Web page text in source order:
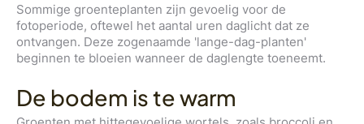
Sommige groenteplanten zijn gevoelig voor de
fotoperiode, oftewel het aantal uren daglicht dat ze
ontvangen. Deze zogenaamde 'lange-dag-planten'
beginnen te bloeien wanneer de daglengte toeneemt.
De bodem is te warm